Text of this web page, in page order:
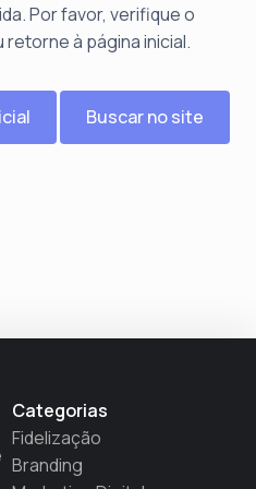
Por favor, verifique o
à página inicial.
Buscar no site
Categorias
Fidelização
Branding